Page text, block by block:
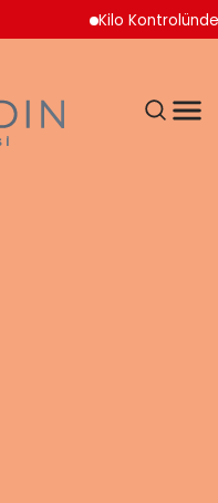
Kilo Kontrolünde Yeni